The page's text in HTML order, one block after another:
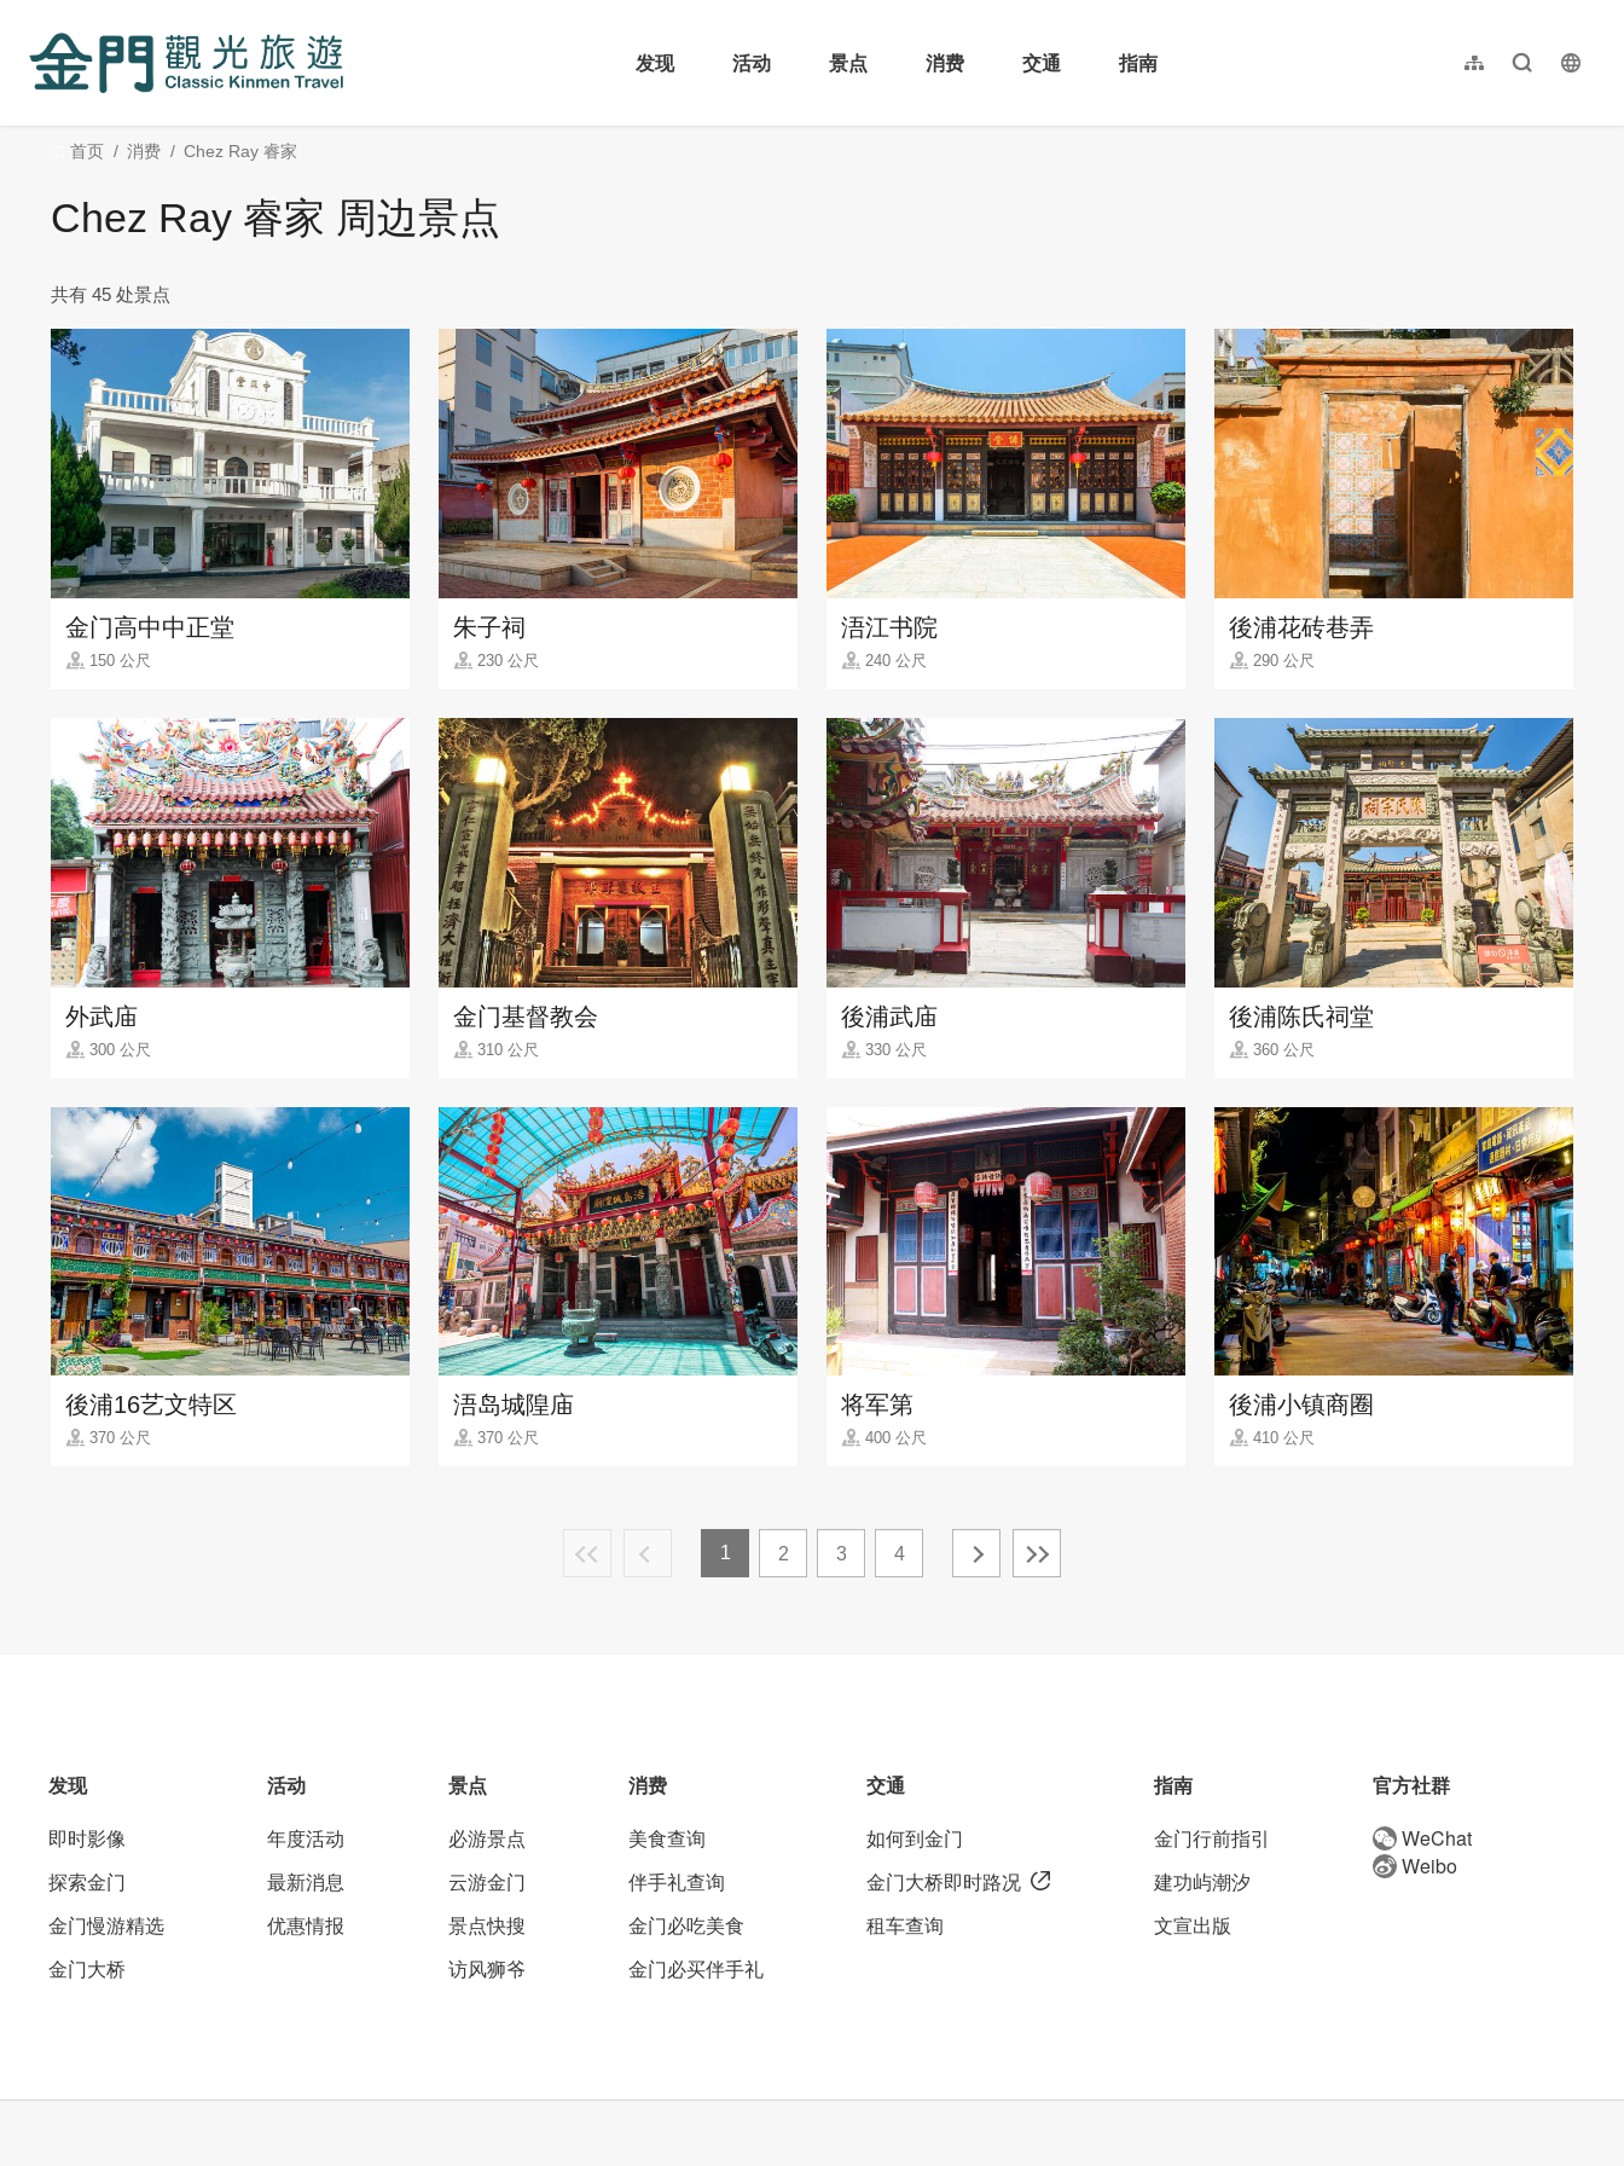
内
发现
活动 景点 消费 交通 指南 网站导览全文检索
繁體中文
首页 消费 Chez Ray 睿家
Chez Ray 睿家 周边景点
共有 45 处景点
金门高中中正堂
150 公尺
朱子祠
230 公尺
浯江书院
240 公尺
後浦花砖巷弄
290 公尺
外武庙
300 公尺
金门基督教会
310 公尺
後浦武庙
330 公尺
後浦陈氏祠堂
360 公尺
後浦16艺文特区
370 公尺
浯岛城隍庙
370 公尺
将军第
400 公尺
後浦小镇商圈
410 公尺
1 2 3 4
发现
即时影像
探索金门
金门慢游精选
金门大桥
活动
年度活动
最新消息
优惠情报
景点
必游景点
云游金门
景点快搜
访风狮爷
消费
美食查询
伴手礼查询
金门必吃美食
金门必买伴手礼
交通
如何到金门
金门大桥即时路况
租车查询
指南
金门行前指引
建功屿潮汐
文宣出版
官方社群
WeChat
Weibo